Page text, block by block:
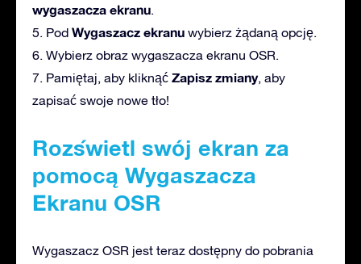
wygaszacza ekranu
5. Pod Wygaszacz ekranu wybierz żądaną opcję.
6. Wybierz obraz wygaszacza ekranu OSR.
7. Pamiętaj, aby kliknąć Zapisz zmiany, aby
zapisać swoje nowe tło!
Rozświetl swój ekran za
pomocą Wygaszacza
Ekranu OSR
Wygaszacz OSR jest teraz dostępny do pobrania